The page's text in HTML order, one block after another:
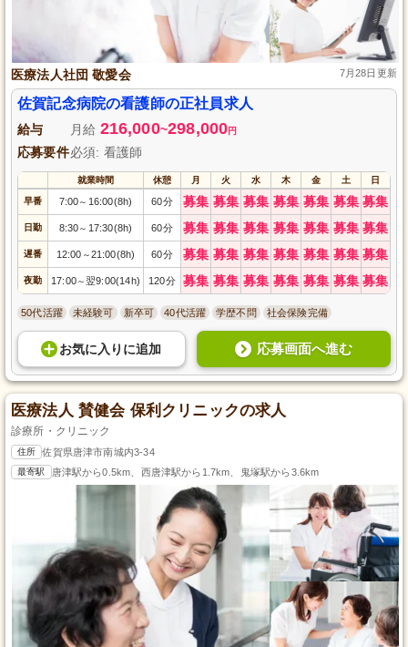
医療法人社団 敬愛会 7月28日更新
佐賀記念病院の看護師の正社員求人
給与 月給 216,000~298,000円
応募要件必須: 看護師
就業時間 休憩 月 火 水 木 金 土 日
早番 7:00～ 16:00(8h) 60分 募集 募集 募集 募集 募集 募集 募集
日勤 8:30～ 17:30(8h) 60分 募集 募集 募集 募集 募集 募集 募集
遅番 12:00 ～21:00(8h) 60分 募集 募集 募集 募集 募集 募集 募集
夜勤 17:00～翌9:00(14h) 120分 募集 募集 募集 募集 募集 募集 募集
50代活躍 未経験可 新卒可 40代活躍 学歴不問 社会保険完備
お気に入り に追加 応募画面へ進む
医療法人 賛健会 保利クリニックの求人
診療所・クリニック
住所 佐賀県唐津市南城内3-34
最寄駅 唐津駅から0.5km、西唐津駅から1.7km、鬼塚駅から3.6km